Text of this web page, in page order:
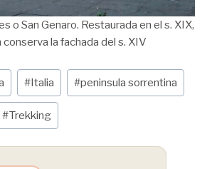
o San Genaro. Restaurada en el s. XIX,
conserva la fachada del s. XIV
#Italia #peninsula sorrentina
#Trekking